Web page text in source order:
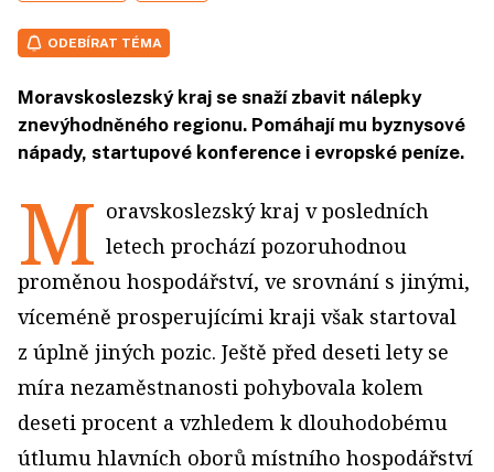
ODEBÍRAT TÉMA
Moravskoslezský kraj se snaží zbavit nálepky
znevýhodněného regionu. Pomáhají mu byznysové
nápady, startupové konference i evropské peníze.
M oravskoslezský kraj v posledních
letech prochází pozoruhodnou
proměnou hospodářství, ve srovnání s jinými,
víceméně prosperujícími kraji však startoval
z úplně jiných pozic. Ještě před deseti lety se
míra nezaměstnanosti pohybovala kolem
deseti procent a vzhledem k dlouhodobému
útlumu hlavních oborů místního hospodářství